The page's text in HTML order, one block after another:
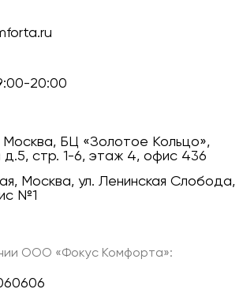
20:00
Москва, БЦ «Золотое Кольцо»,
стр. 1-6, этаж 4, офис 436
Москва, ул. Ленинская Слобода,
№1
ООО «Фокус Комфорта»: